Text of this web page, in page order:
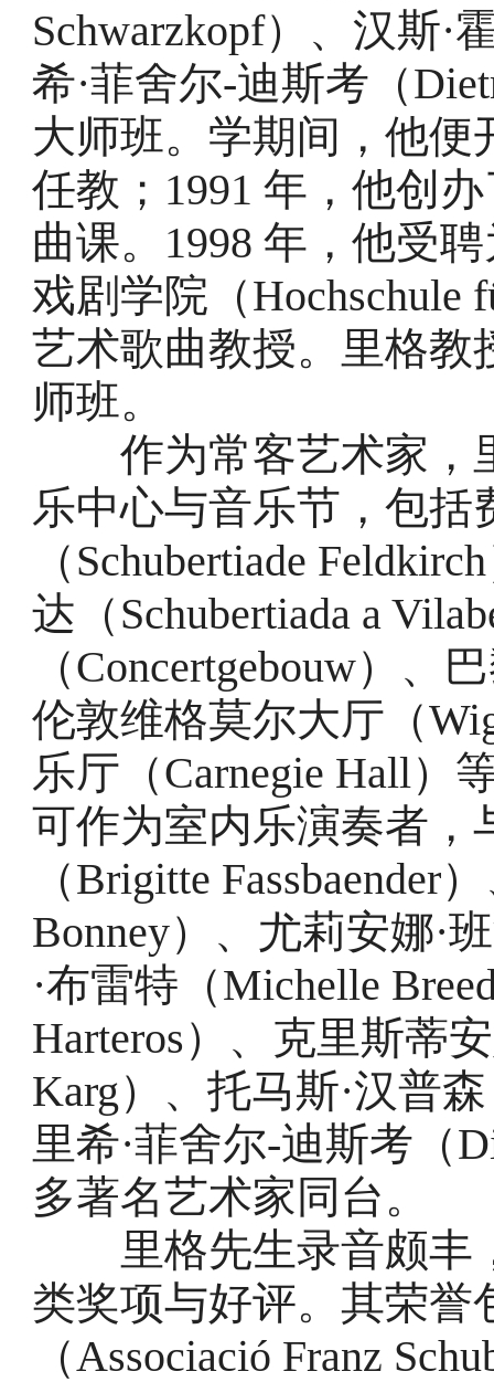
Schwarzkopf）、汉斯·
希·菲舍尔-迪斯考（
大师班。学期间，他
任教；1991 年，他创
曲课。1998 年，他受
戏剧学院（Hochschule
艺术歌曲教授。里格教
师班。
作为常客艺术家，
乐中心与音乐节，包
（Schubertiade
达（Schubertiada a
（Concertgebouw）、
伦敦维格莫尔大厅（
乐厅（Carnegie Hall）
可作为室内乐演奏者，
（Brigitte Fassbaender
Bonney）、尤莉安娜·
·布雷特（Michelle
Harteros）、克里斯蒂
Karg）、托马斯·汉普
里希·菲舍尔-迪斯考（
多著名艺术家同台。
里格先生录音颇丰
类奖项与好评。其荣誉
（Associació Franz